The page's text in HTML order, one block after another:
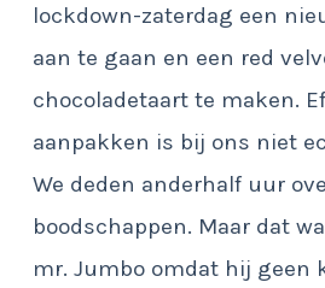
lockdown-zaterdag een
aan te gaan en een red
chocoladetaart te maken.
aanpakken is bij ons niet
We deden anderhalf uur
boodschappen. Maar dat
mr. Jumbo omdat hij geen